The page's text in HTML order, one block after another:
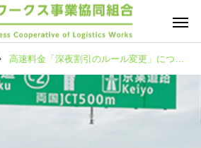
高速料金「深夜割引のルール変更」について